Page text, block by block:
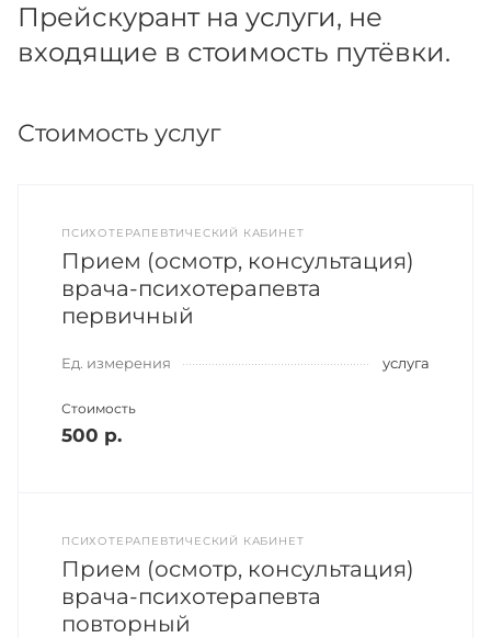
Прейскурант на услуги, не
входящие в стоимость путёвки.
Стоимость услуг
ПСИХОТЕРАПЕВТИЧЕСКИЙ КАБИНЕТ
Прием (осмотр, консультация)
врача-психотерапевта
первичный
Ед. измерения услуга
Стоимость
500 р.
ПСИХОТЕРАПЕВТИЧЕСКИЙ КАБИНЕТ
Прием (осмотр, консультация)
врача-психотерапевта
повторный